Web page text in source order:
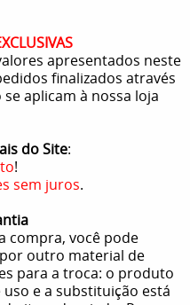
apresentados neste
finalizados através
aplicam à nossa loja
do Site:
!
sem juros.
compra, você pode
outro material de
para a troca: o produto
e a substituição está